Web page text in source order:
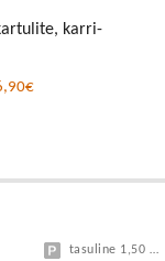
karri-
tasuline 1,50 eur/h